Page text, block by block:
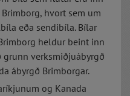
hvort sem um
eða sendibíla. Bílar
heldur beint inn
grunn verksmiðjuábyrgð
ábyrgð Brimborgar.
og Kanada